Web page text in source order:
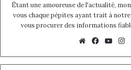
Étant une amoureuse de l'actualité,
vous chaque pépites ayant trait à
vous procurer des informations
We
te
Fac
oo
Yo
ub